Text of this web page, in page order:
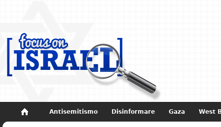
Antisemitismo Disinformare Gaza West